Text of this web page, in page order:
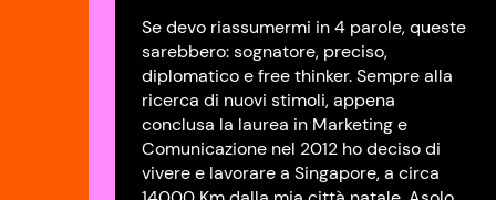
Se devo riassumermi in 4 parole, queste
sarebbero: sognatore, preciso,
diplomatico e free thinker. Sempre alla
ricerca di nuovi stimoli, appena
conclusa la laurea in Marketing e
Comunicazione nel 2012 ho deciso di
vivere e lavorare a Singapore, a circa